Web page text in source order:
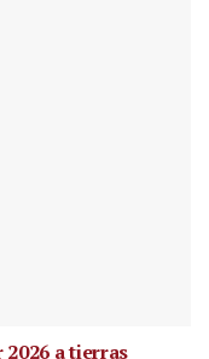
a tierras